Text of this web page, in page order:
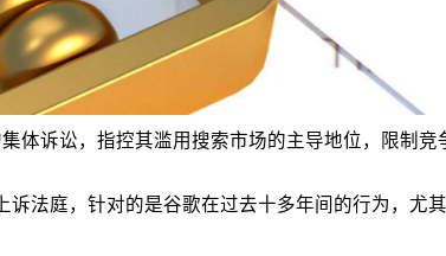
诉讼，指控其滥用搜索市场的主导地位，限制竞
法庭，针对的是谷歌在过去十多年间的行为，尤